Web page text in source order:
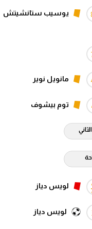
يوسيب ستانشيتش
مانويل نوير
توم بيشوف
لويس دياز
لويس دياز